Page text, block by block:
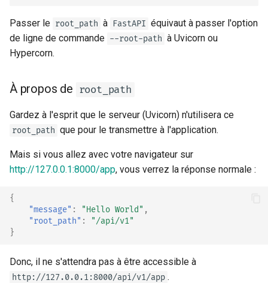
Passer le root_path à FastAPI équivaut à passer l'option
de ligne de commande --root-path à Uvicorn ou
Hypercorn.
À propos de root_path
Gardez à l'esprit que le serveur (Uvicorn) n'utilisera ce
root_path que pour le transmettre à l'application.
Mais si vous allez avec votre navigateur sur
http://127.0.0.1:8000/app, vous verrez la réponse normale :
{
"message" : "Hello World" ,
"root_path" :
"/api/v1"
}
Donc, il ne s'attendra pas à être accessible à
http://127.0.0.1:8000/api/v1/app .